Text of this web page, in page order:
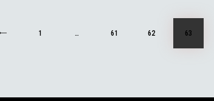
PAGE
1 … PAGE
61 PAGE
62 PAGE
63